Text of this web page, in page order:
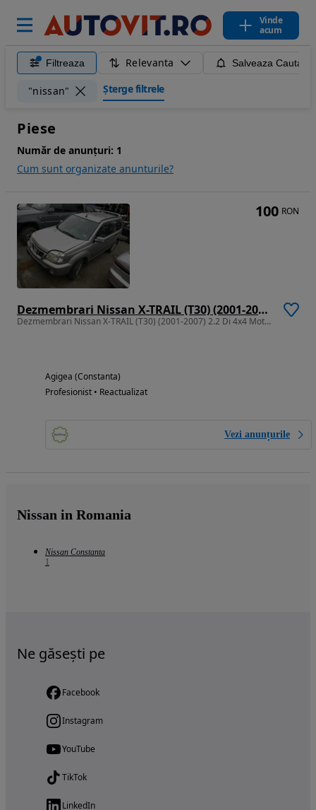
Vinde
acum
Filtreaza Relevanta Salveaza
"nissan" Șterge filtrele
Piese
Număr de anunțuri: 1
Cum sunt organizate anunturile?
Dezmembrari Nissan X-TRAIL (T30) (2001-2007) 2.2 Di 4x4 Motorina
Dezmembrari Nissan X-TRAIL (T30) (2001-2007) 2.2 Di 4x4 Motorina
Agigea (Constanta)
Profesionist • Reactualizat
Vezi anunțurile
100 RON
Nissan in Romania
Nissan Constanta
1
Ne găsești pe
Facebook
Instagram
YouTube
TikTok
LinkedIn